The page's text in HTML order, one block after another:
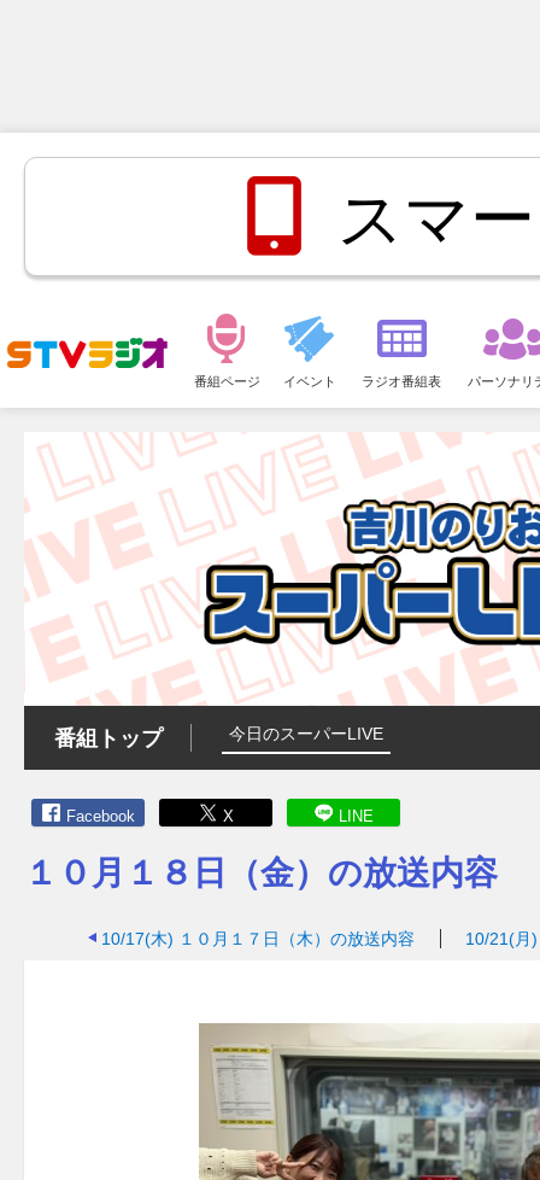
スマ
ュ
ー
番組ページ イベント ラジオ番組表 パーソナリ
番組トップ 今日のスーパーLIVE
Facebook X LINE
１０月１８日（金）の放送内容
10/17(木) １０月１７日（木）の放送内容 10/21(月)